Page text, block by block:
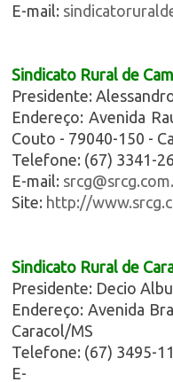
E-mail:
Sindicato Rural de
Presidente:
Endereço: Avenida
Couto - 79040-150 -
Telefone: (67) 3341-
E-mail:
Site: http://
Sindicato Rural de
Presidente: Decio
Endereço: Avenida
Caracol/MS
Telefone: (67) 3495-
E-